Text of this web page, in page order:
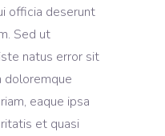
officia deserunt
Sed ut
natus error sit
doloremque
eaque ipsa
et quasi